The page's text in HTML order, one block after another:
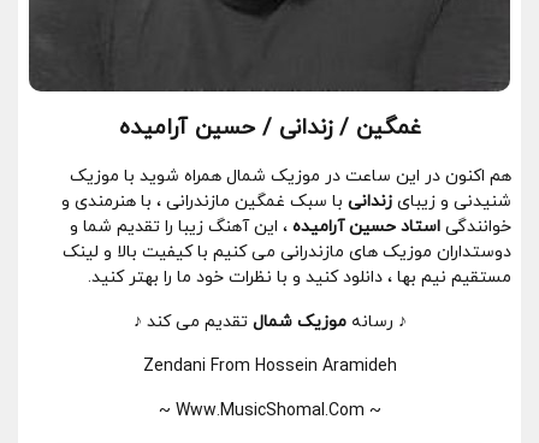
غمگین / زندانی / حسین آرامیده
هم اکنون در این ساعت در موزیک شمال همراه شوید با موزیک
شنیدنی و زیبای زندانی با سبک غمگین مازندرانی ، با هنرمندی و
خوانندگی استاد حسین آرامیده ، این آهنگ زیبا را تقدیم شما و
دوستداران موزیک های مازندرانی می کنیم با کیفیت بالا و لینک
مستقیم نیم بها ، دانلود کنید و با نظرات خود ما را بهتر کنید.
♪ رسانهموزیک شمال تقدیم می کند ♪
Zendani From Hossein Aramideh
~ Www.MusicShomal.Com ~